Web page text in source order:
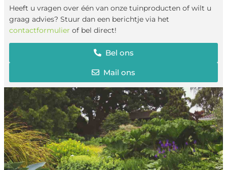
Heeft u vragen over één van onze tuinproducten of wilt u
graag advies? Stuur dan een berichtje via het
contactformulier of bel direct!
Bel ons
Mail ons